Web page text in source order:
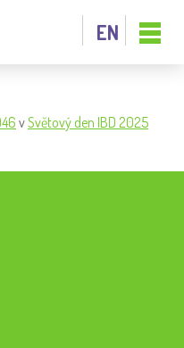
EN
vSvětový den IBD 2025